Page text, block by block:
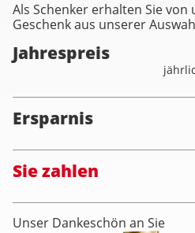
Als Schenker erhalten Sie von
Geschenk aus unserer
Jahrespreis
Ersparnis
Sie zahlen
Unser Dankeschön an Sie